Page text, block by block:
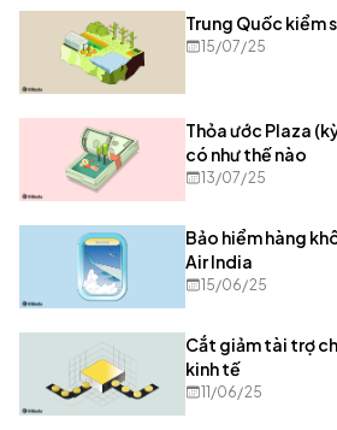
Trung Quốc kiểm
15/07/25
Thỏa ước Plaza
có như thế nào
13/07/25
Bảo hiểm hàng
Air India
15/06/25
Cắt giảm tài trợ
kinh tế
11/06/25